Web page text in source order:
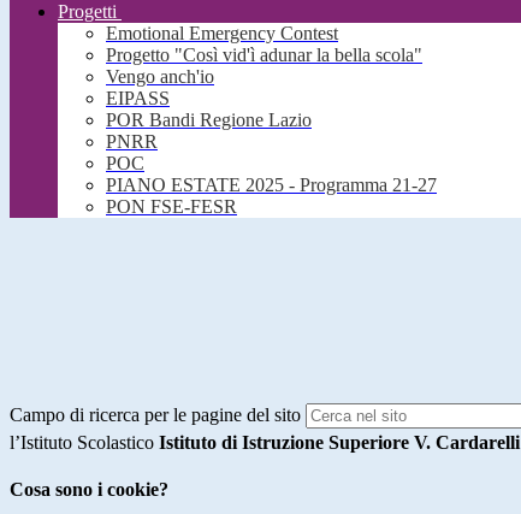
Progetti
Emotional Emergency Contest
Progetto "Così vid'ì adunar la bella scola"
Vengo anch'io
EIPASS
POR Bandi Regione Lazio
PNRR
POC
PIANO ESTATE 2025 - Programma 21-27
PON FSE-FESR
Campo di ricerca per le pagine del sito
l’Istituto Scolastico Istituto di Istruzione Superiore V. Cardarelli
Cosa sono i cookie?